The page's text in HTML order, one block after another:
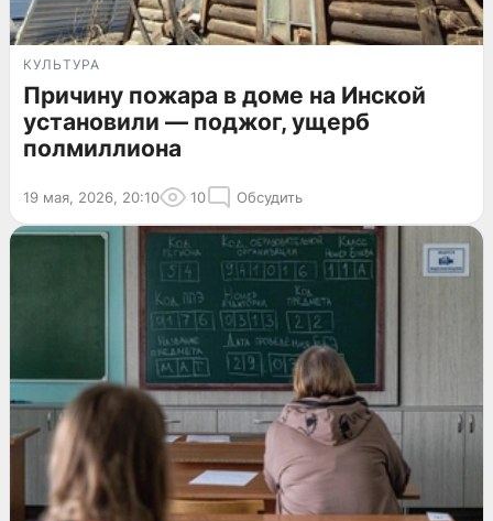
КУЛЬТУРА
Причину пожара в доме на Инской
установили — поджог, ущерб
полмиллиона
19 мая, 2026, 20:10 10 Обсудить